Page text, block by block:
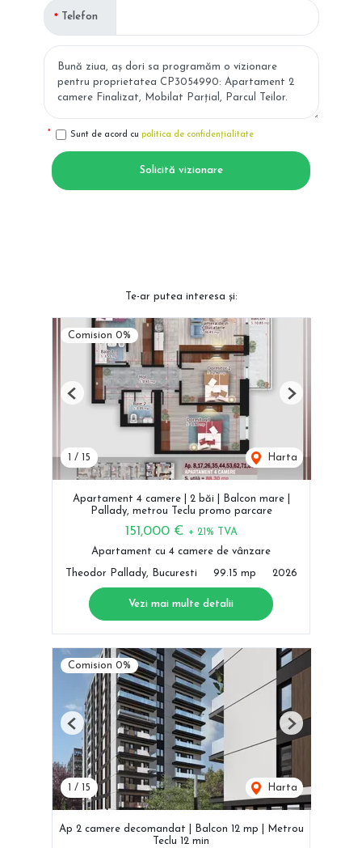
Telefon
Sunt de acord cu politica de confidențialitate
Solicită vizionare
Te-ar putea interesa și:
Comision 0%
/ 15 Harta
Previous Next
Apartament 4 camere | 2 băi | Balcon mare |
Pallady, metrou Teclu promo parcare
151,000 € + 21% TVA
Apartament cu 4 camere de vânzare
Theodor Pallady, Bucuresti 99.15 mp 2026
Vezi mai multe detalii
Comision 0%
/ 15 Harta
Previous Next
Ap 2 camere decomandat | Balcon 12 mp | Metrou
Teclu 12 min